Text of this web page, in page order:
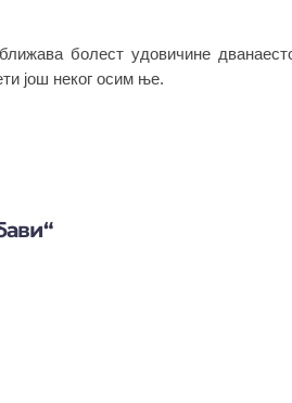
болест удовичине
још неког осим ње.